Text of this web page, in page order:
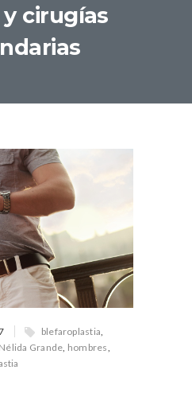
cirugías
blefaroplastia,
Grande, hombres,